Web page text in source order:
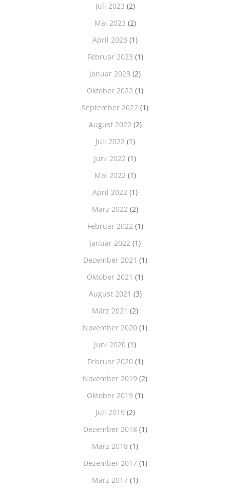
Juli 2023 (2)
Mai 2023 (2)
April 2023 (1)
Februar 2023 (1)
Januar 2023 (2)
Oktober 2022 (1)
September 2022 (1)
August 2022 (2)
Juli 2022 (1)
Juni 2022 (1)
Mai 2022 (1)
April 2022 (1)
März 2022 (2)
Februar 2022 (1)
Januar 2022 (1)
Dezember 2021 (1)
Oktober 2021 (1)
August 2021 (3)
März 2021 (2)
November 2020 (1)
Juni 2020 (1)
Februar 2020(1)
November 2019 (2)
Oktober 2019 (1)
Juli 2019 (2)
Dezember 2018 (1)
März 2018 (1)
Dezember 2017(1)
März 2017 (1)